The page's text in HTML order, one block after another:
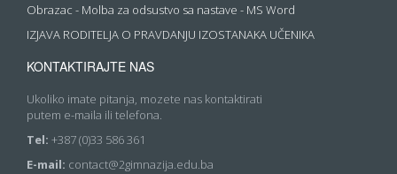
Obrazac - Molba za odsustvo sa nastave - MS Word
IZJAVA RODITELJA O PRAVDANJU IZOSTANAKA UČENIKA
KONTAKTIRAJTE NAS
Ukoliko imate pitanja, mozete nas kontaktirati
putem e-maila ili telefona.
Tel: +387 (0)33 586 361
E-mail: contact@2gimnazija.edu.ba